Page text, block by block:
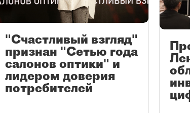
"Счастливый взгляд"
признан "Сетью года
салонов оптики" и
лидером доверия
потребителей